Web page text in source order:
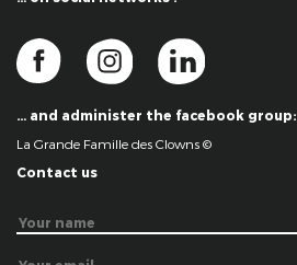
… and administer the facebook group:
La Grande Famille des Clowns ©
Contact us